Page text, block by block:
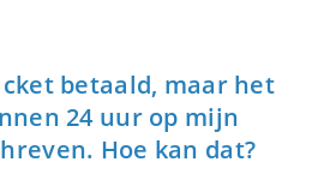
betaald, maar het
24 uur op mijn
Hoe kan dat?